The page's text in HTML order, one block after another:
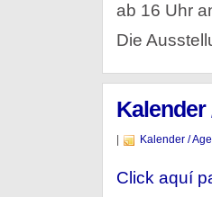
ab 16 Uhr
Die
Kalender
Kalender /
Click aquí